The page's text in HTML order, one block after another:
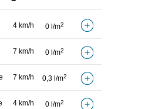
4 km/h 0 l/m2
7 km/h 0 l/m2
7 km/h 0,3 l/m2
4 km/h 0 l/m2